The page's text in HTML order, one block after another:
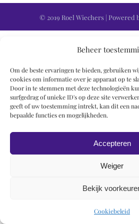
Beheer
Om de beste ervaringen te bieden, gebruiken
cookies om informatie over je apparaat op te
Door in te stemmen met deze technologieën
surfgedrag of unieke ID's op deze site
geeft of uw toestemming intrekt, kan dit een
bepaalde functies en mogelijkheden.
Accepteren
Weiger
Bekijk
Cookiebeleid
© 2019 Roel Wiechers | Powered